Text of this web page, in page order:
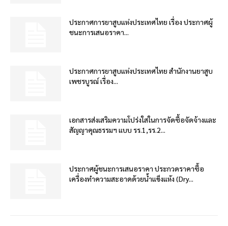
ประกาศการยาสูบแห่งประเทศไทย เรื่อง ประกาศผู้
ชนะการเสนอราคา...
ประกาศการยาสูบแห่งประเทศไทย สำนักงานยาสูบ
เพชรบูรณ์ เรื่อง...
เอกสารส่งเสริมความโปร่งใสในการจัดซื้อจัดจ้างและ
สัญญาคุณธรรมฯ แบบ รร.1,รร.2...
ประกาศผู้ชนะการเสนอราคา ประกวดราคาซื้อ
เครื่องทำความสะอาดด้วยน้ำแข็งแห้ง (Dry...